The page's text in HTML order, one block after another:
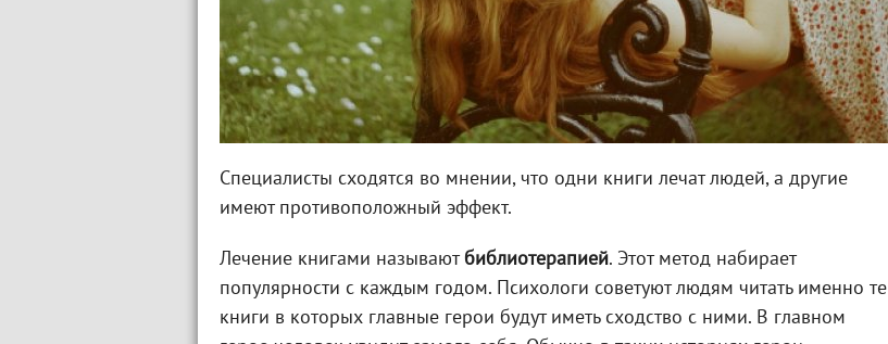
Специалисты сходятся во мнении, что одни книги лечат людей, а другие
имеют противоположный эффект.
Лечение книгами называютбиблиотерапией. Этот метод набирает
популярности с каждым годом. Психологи советуют людям читать именно те
книги в которых главные герои будут иметь сходство с ними. В главном